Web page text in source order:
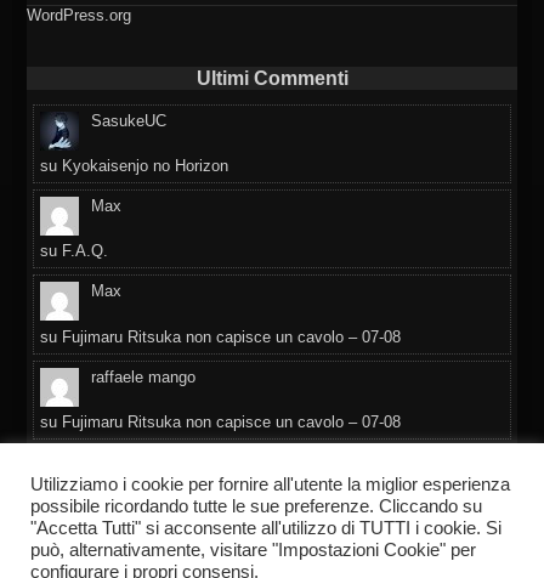
WordPress.org
Ultimi Commenti
SasukeUC
su Kyokaisenjo no Horizon
Max
su F.A.Q.
Max
su Fujimaru Ritsuka non capisce un cavolo – 07-08
raffaele mango
su Fujimaru Ritsuka non capisce un cavolo – 07-08
suF.A.Q.
Utilizziamo i cookie per fornire all'utente la miglior esperienza
possibile ricordando tutte le sue preferenze. Cliccando su
"Accetta Tutti" si acconsente all'utilizzo di TUTTI i cookie. Si
può, alternativamente, visitare "Impostazioni Cookie" per
configurare i propri consensi.